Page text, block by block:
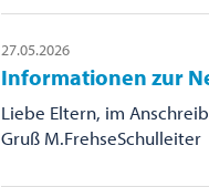
27.05.2026
Informationen zur
Liebe Eltern, im
Gruß M.FrehseSchulleiter